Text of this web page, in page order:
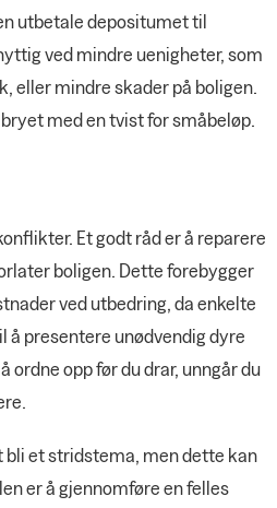
utbetale depositumet til
ved mindre uenigheter, som
eller mindre skader på boligen.
med en tvist for småbeløp.
Et godt råd er å reparere
boligen. Dette forebygger
ved utbedring, da enkelte
presentere unødvendig dyre
ordne opp før du drar, unngår du
bli et stridstema, men dette kan
er å gjennomføre en felles